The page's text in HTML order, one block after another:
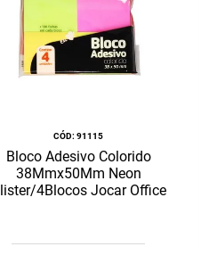
:91115
Bloco Adesivo Colorido
38Mmx50Mm Neon
4Blocos Jocar Office